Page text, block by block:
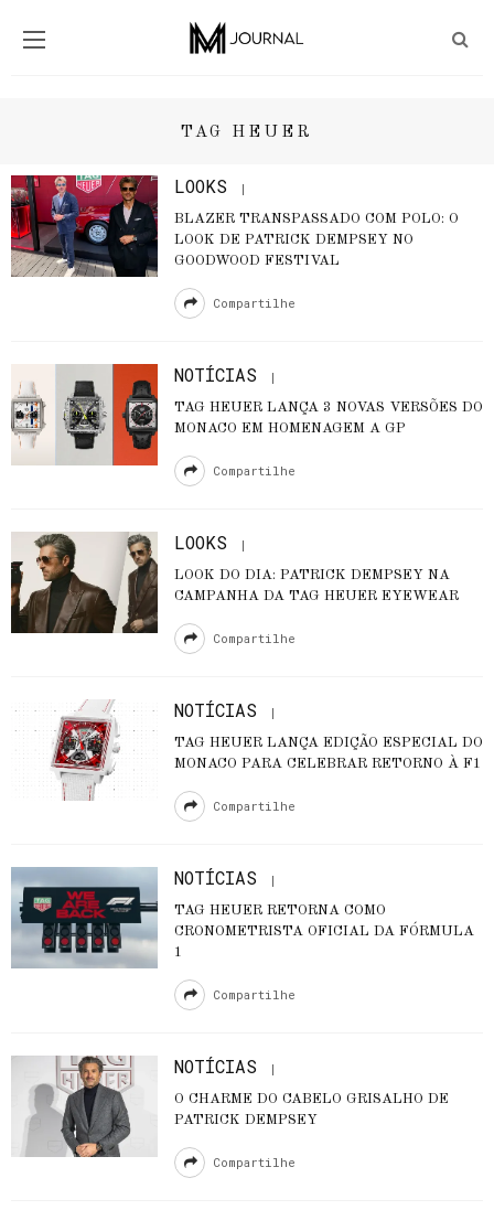
TAG HEUER
LOOKS
BLAZER TRANSPASSADO COM POLO: O
LOOK DE PATRICK DEMPSEY NO
GOODWOOD FESTIVAL
Compartilhe
NOTÍCIAS
TAG HEUER LANÇA 3 NOVAS VERSÕES DO
MONACO EM HOMENAGEM A GP
Compartilhe
LOOKS
LOOK DO DIA: PATRICK DEMPSEY NA
CAMPANHA DA TAG HEUER EYEWEAR
Compartilhe
NOTÍCIAS
TAG HEUER LANÇA EDIÇÃO ESPECIAL DO
MONACO PARA CELEBRAR RETORNO À F1
Compartilhe
NOTÍCIAS
TAG HEUER RETORNA COMO
CRONOMETRISTA OFICIAL DA FÓRMULA
1
Compartilhe
NOTÍCIAS
O CHARME DO CABELO GRISALHO DE
PATRICK DEMPSEY
Compartilhe